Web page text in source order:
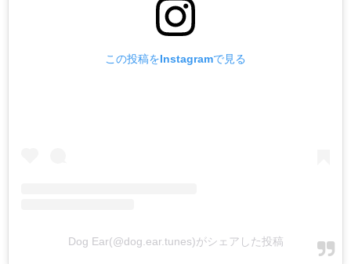
この投稿をInstagramで見る
Dog Ear(@dog.ear.tunes)がシェアした投稿